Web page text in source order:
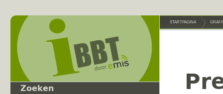
Zoeken
STARTPAGINA